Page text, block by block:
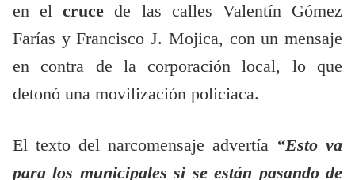
en elcrucede las calles Valentín Gómez
Farías y Francisco J. Mojica, con un mensaje
en contra de la corporación local, lo que
detonó una movilización policiaca.
El texto del narcomensaje advertía “Esto va
para los municipales si se están pasando de